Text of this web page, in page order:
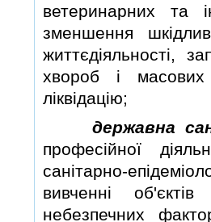
ветеринарних та
зменшення
життєдiяльностi,
хвороб i масових
лiквiдацiю;
державна
професiйної
санiтарно-
вивченнi
небезпечних